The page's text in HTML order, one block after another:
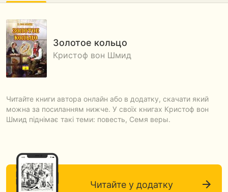
Золотое кольцо
Кристоф вон Шмид
Читайте книги автора онлайн або в додатку, скачати який
можна за посиланням нижче. У своїх книгах Кристоф вон
Шмид піднімає такі теми: повесть, Семя веры.
Читайте у додатку